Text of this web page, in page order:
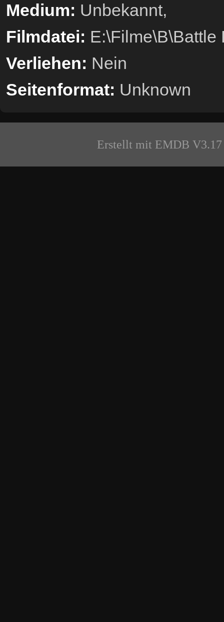
Medium: Unbekannt,
Filmdatei: E:\Filme\B\Battle
Verliehen: Nein
Seitenformat: Unknown
Erstellt mit EMDB V3.17